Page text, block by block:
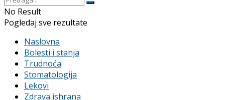
No Result
Pogledaj sve rezultate
Naslovna
Bolesti i stanja
Trudnoća
Stomatologija
Lekovi
Zdrava ishrana